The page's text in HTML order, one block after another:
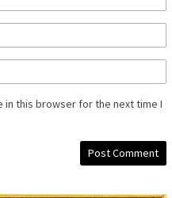
in this browser for the next time I